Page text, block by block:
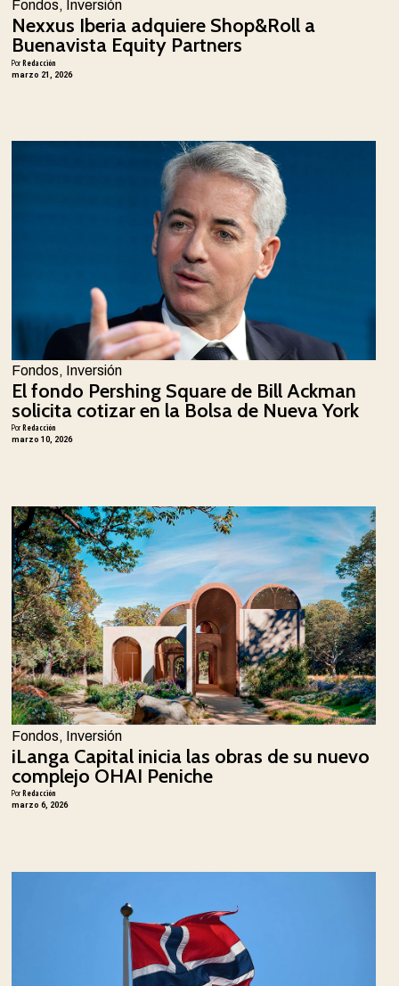
Fondos, Inversión
Nexxus Iberia adquiere Shop&Roll a
Buenavista Equity Partners
PorRedacción
marzo 21, 2026
Fondos, Inversión
El fondo Pershing Square de Bill Ackman
solicita cotizar en la Bolsa de Nueva York
Por Redacción
marzo 10, 2026
Fondos, Inversión
iLanga Capital inicia las obras de su nuevo
complejo OHAI Peniche
PorRedacción
marzo 6, 2026